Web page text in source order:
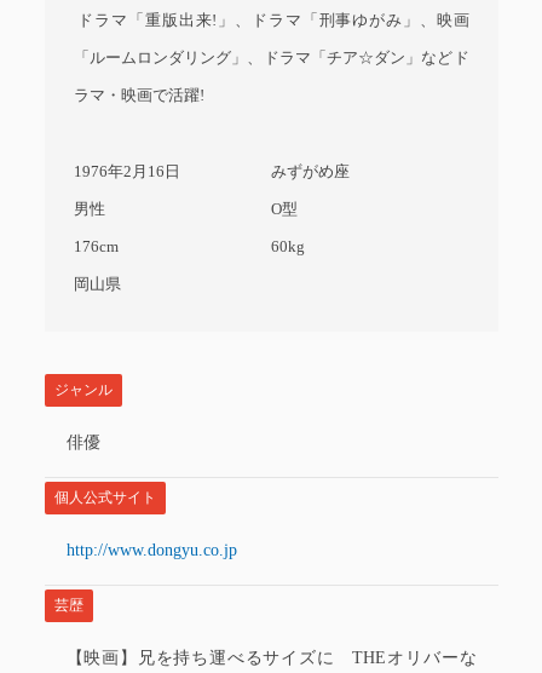
ドラマ「重版出来!」、ドラマ「刑事ゆがみ」、映画
「ルームロンダリング」、ドラマ「チア☆ダン」などド
ラマ・映画で活躍!
1976年2月16日 みずがめ座
男性 O型
176cm 60kg
岡山県
ジャンル
俳優
個人公式サイト
http://www.dongyu.co.jp
芸歴
【映画】兄を持ち運べるサイズに THEオリバーな